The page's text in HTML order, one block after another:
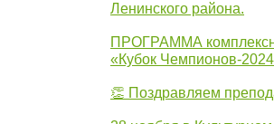
Ленинского района.
ПРОГРАММА
«Кубок Чемпионов-
👏 Поздравляем